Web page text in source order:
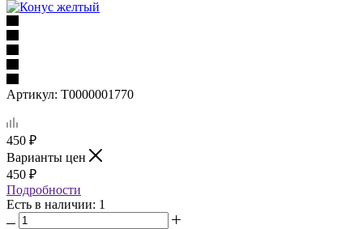
Артикул: Т0000001770
450 ₽
Варианты цен
450 ₽
Подробности
Есть в наличии: 1